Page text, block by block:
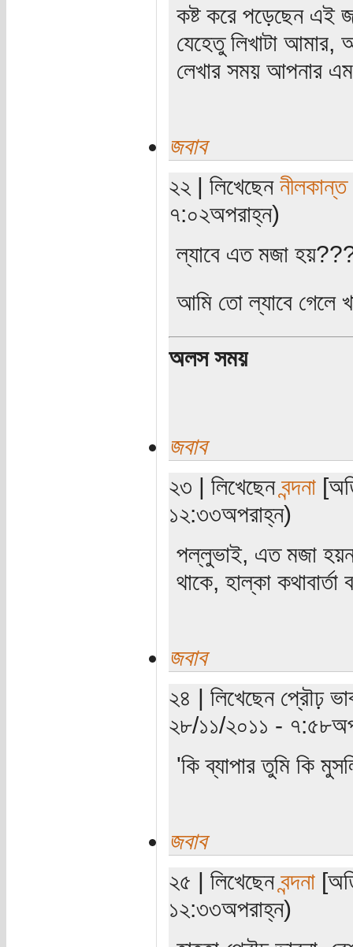
কষ্ট করে পড়েছেন এই
যেহেতু লিখাটা আমার,
লেখার সময় আপনার
জবাব
২২ | লিখেছেন নীলকান্ত
৭:০২অপরাহ্ন)
ল্যাবে এত মজা
আমি তো ল্যাবে গেলে
অলস সময়
জবাব
২৩ | লিখেছেনবন্দনা
১২:৩৩অপরাহ্ন)
পল্লুভাই, এত মজা
থাকে, হাল্কা
জবাব
২৪ | লিখেছেন প্রৌঢ়
২৮/১১/২০১১ -
'কি ব্যাপার তুমি কি
জবাব
২৫ | লিখেছেনবন্দনা
১২:৩৩অপরাহ্ন)